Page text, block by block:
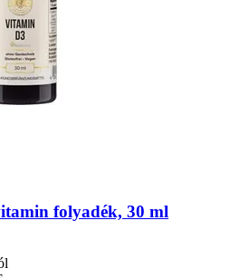
folyadék, 30 ml